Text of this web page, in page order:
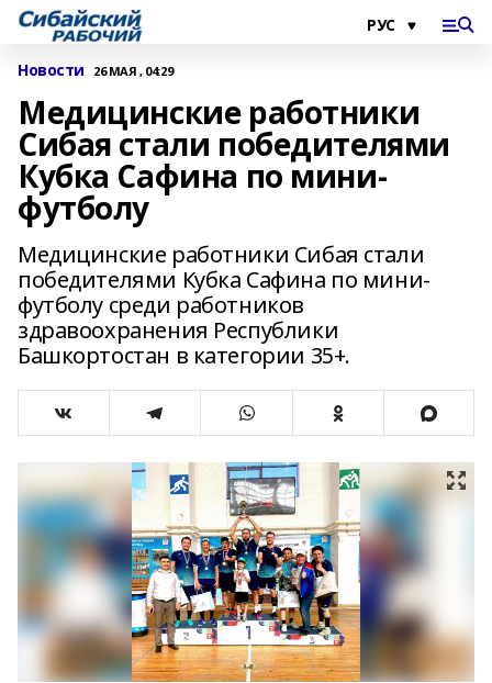
Новости 26 МАЯ , 04:29
Медицинские работники
Сибая стали победителями
Кубка Сафина по мини-
футболу
Медицинские работники Сибая стали
победителями Кубка Сафина по мини-
футболу среди работников
здравоохранения Республики
Башкортостан в категории 35+.